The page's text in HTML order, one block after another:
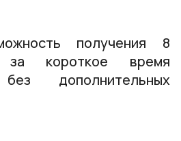
получения 8
за короткое время
дополнительных